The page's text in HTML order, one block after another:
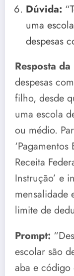
Dúvida:
uma
despesas
Resposta
despesas
filho, desde
uma escola
ou médio.
Receita
Instrução’ e
mensalidade
limite de
Prompt:
escolar são
aba e código